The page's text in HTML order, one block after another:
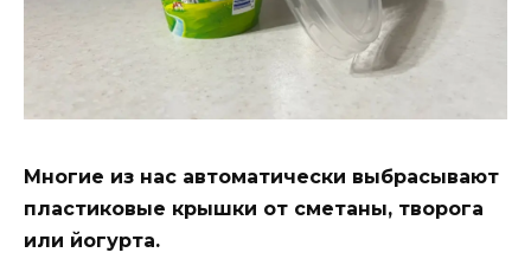
Многие из нас автоматически выбрасывают
пластиковые крышки от сметаны, творога
или йогурта.